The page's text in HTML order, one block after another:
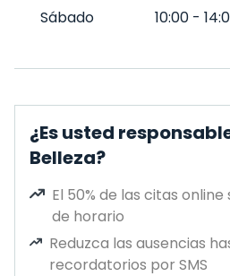
Sábado
10:00 -
¿Es usted
Belleza?
El 50% de las citas
de horario
Reduzca las ausencias
recordatorios por SMS